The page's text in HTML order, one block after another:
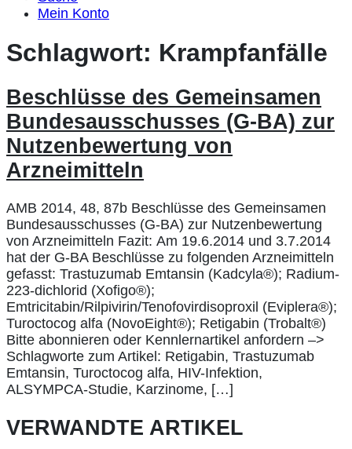
Mein Konto
Schlagwort: Krampfanfälle
Beschlüsse des Gemeinsamen
Bundesausschusses (G-BA) zur
Nutzenbewertung von
Arzneimitteln
AMB 2014, 48, 87b Beschlüsse des Gemeinsamen
Bundesausschusses (G-BA) zur Nutzenbewertung
von Arzneimitteln Fazit: Am 19.6.2014 und 3.7.2014
hat der G-BA Beschlüsse zu folgenden Arzneimitteln
gefasst: Trastuzumab Emtansin (Kadcyla®); Radium-
223-dichlorid (Xofigo®);
Emtricitabin/Rilpivirin/Tenofovirdisoproxil (Eviplera®);
Turoctocog alfa (NovoEight®); Retigabin (Trobalt®)
Bitte abonnieren oder Kennlernartikel anfordern –>
Schlagworte zum Artikel: Retigabin, Trastuzumab
Emtansin, Turoctocog alfa, HIV-Infektion,
ALSYMPCA-Studie, Karzinome, […]
VERWANDTE ARTIKEL